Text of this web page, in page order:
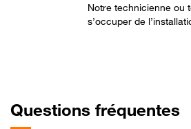
Notre technicienne ou
s’occuper de
Questions fréquentes